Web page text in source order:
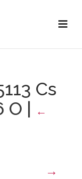
Cs
O | ←
→